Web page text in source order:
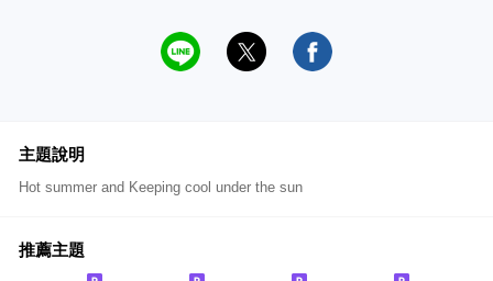
主題說明
Hot summer and Keeping cool under the sun
推薦主題